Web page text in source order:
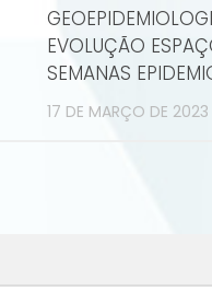
EVOLUÇÃO
SEMANAS
17 DE MARÇO DE 2023